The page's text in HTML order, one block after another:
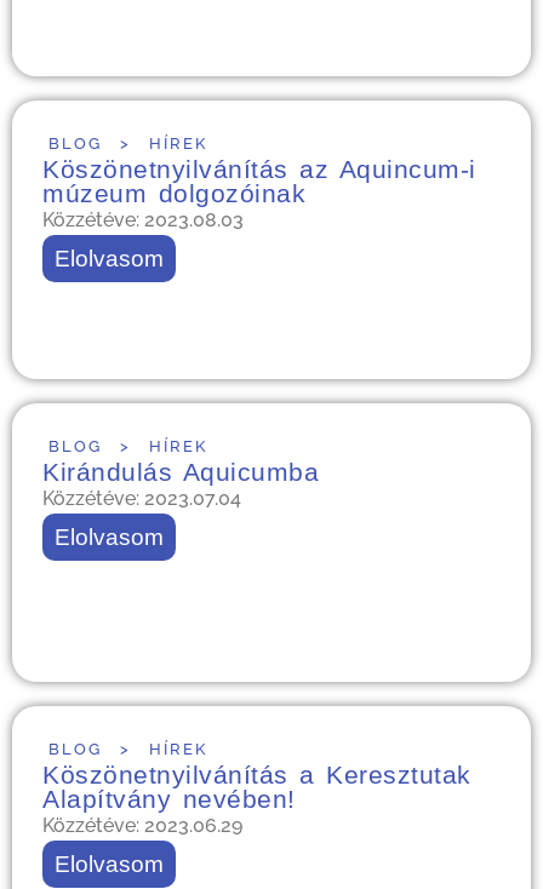
BLOG > HÍREK
Köszönetnyilvánítás az Aquincum-i
múzeum dolgozóinak
Közzétéve: 2023.08.03
Elolvasom
BLOG > HÍREK
Kirándulás Aquicumba
Közzétéve: 2023.07.04
Elolvasom
BLOG > HÍREK
Köszönetnyilvánítás a Keresztutak
Alapítvány nevében!
Közzétéve: 2023.06.29
Elolvasom